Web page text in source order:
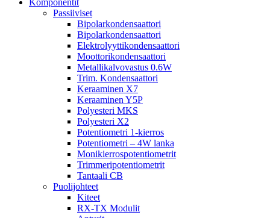
Passiiviset
Bipolarkondensaattori
Bipolarkondensaattori
Elektrolyyttikondensaattori
Moottorikondensaattori
Metallikalvovastus 0.6W
Trim. Kondensaattori
Keraaminen X7
Keraaminen Y5P
Polyesteri MKS
Polyesteri X2
Potentiometri 1-kierros
Potentiometri – 4W lanka
Monikierrospotentiometrit
Trimmeripotentiometrit
Tantaali CB
Puolijohteet
Kiteet
RX-TX Modulit